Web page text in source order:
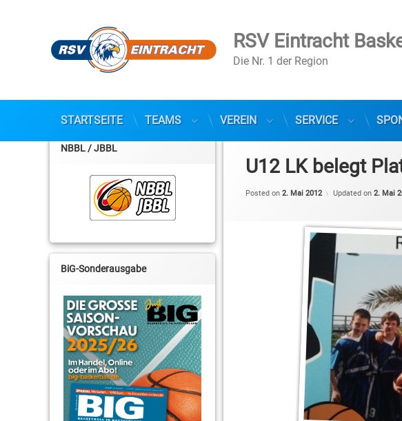
RSV Eintracht
Die Nr. 1 der Region
STARTSEITE TEAMS VEREIN SERVICE
U12 LK belegt
Posted on 2. Mai 2012 Updated on 2. Mai
NBBL / JBBL
BiG-Sonderausgabe